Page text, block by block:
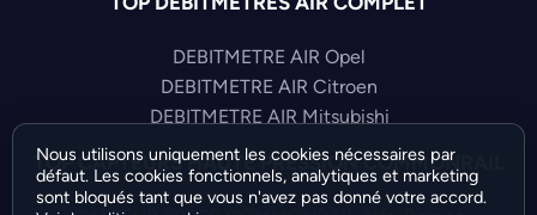
DEBITMETRE AIR Opel
DEBITMETRE AIR Citroen
DEBITMETRE AIR Mitsubishi
TOP CAPTEURS HAUTE PRESSION COMMONRAIL
Nous utilisons uniquement les cookies nécessaires par
défaut. Les cookies fonctionnels, analytiques et marketing
sont bloqués tant que vous n'avez pas donné votre accord.